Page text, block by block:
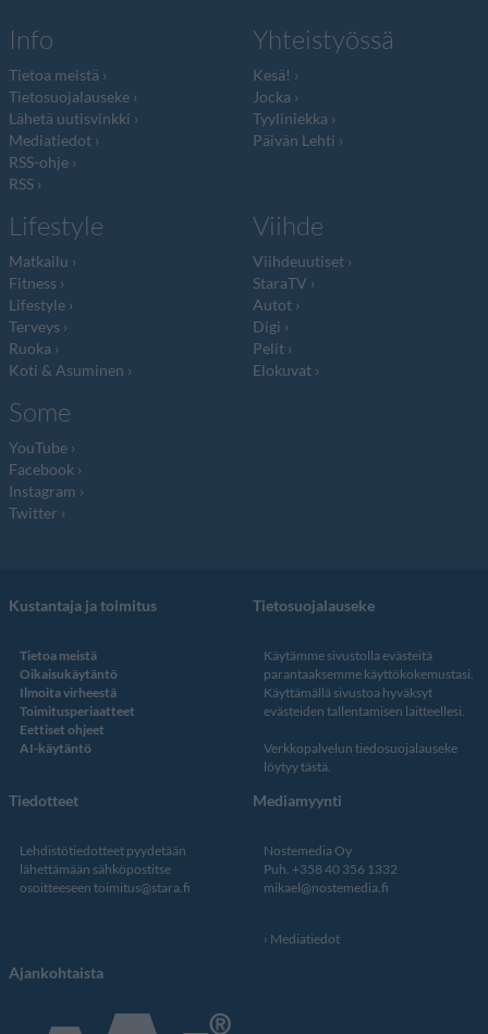
Info
Tietoa meistä
Tietosuojalauseke
Lähetä uutisvinkki
Mediatiedot
RSS-ohje
RSS
Yhteistyössä
Kesä!
Jocka
Tyyliniekka
Päivän Lehti
Lifestyle
Matkailu
Fitness
Lifestyle
Terveys
Ruoka
Koti & Asuminen
Viihde
Viihdeuutiset
StaraTV
Autot
Digi
Pelit
Elokuvat
Some
YouTube
Facebook
Instagram
Twitter
Kustantaja ja toimitus
Tietoa meistä
Oikaisukäytäntö
Ilmoita virheestä
Toimitusperiaatteet
Eettiset ohjeet
AI-käytäntö
Tietosuojalauseke
Käytämme sivustolla evästeitä
parantaaksemme käyttökokemustasi.
Käyttämällä sivustoa hyväksyt
evästeiden tallentamisen laitteellesi.
Verkkopalvelun tiedosuojalauseke
löytyy tästä.
Tiedotteet
Lehdistötiedotteet pyydetään
lähettämään sähköpostitse
osoitteeseen toimitus@stara.fi
Mediamyynti
Nostemedia Oy
Puh. +358 40 356 1332
mikael@nostemedia.fi
Mediatiedot
Ajankohtaista